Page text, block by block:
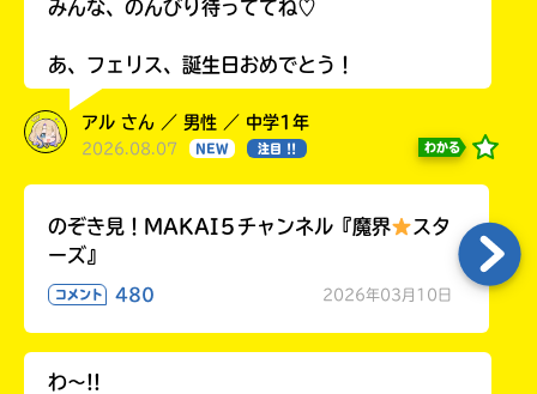
みんな、のんびり待っててね♡
あ、フェリス、誕生日おめでとう！
アル さん ／ 男性 ／ 中学1年
2026.08.07 NEW 注目 !! わかる
のぞき見！MAKAI５チャンネル『魔界
スタ
ーズ』
コメント 480 2026年03月10日
わ〜!!